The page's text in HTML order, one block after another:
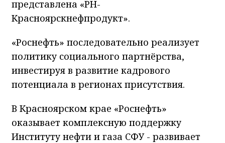
представлена «РН-
Красноярскнефпродукт».
«Роснефть» последовательно реализует
политику социального партнёрства,
инвестируя в развитие кадрового
потенциала в регионах присутствия.
В Красноярском крае «Роснефть»
оказывает комплексную поддержку
Институту нефти и газа СФУ - развивает